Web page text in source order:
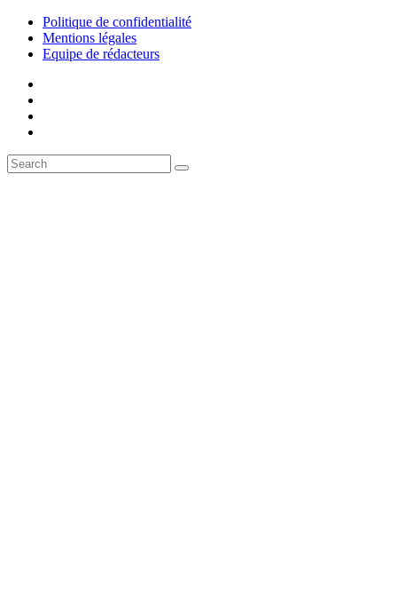
Politique de confidentialité
Mentions légales
Equipe de rédacteurs